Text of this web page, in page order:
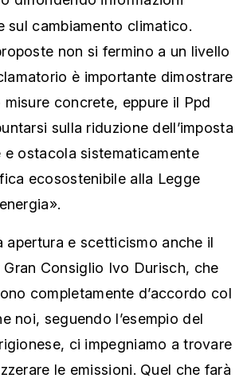
sul cambiamento climatico.
non si fermino a un livello
è importante dimostrare
concrete, eppure il Ppd
sulla riduzione dell’imposta
e ostacola sistematicamente
ecosostenibile alla Legge
apertura e scetticismo anche il
Consiglio Ivo Durisch, che
completamente d’accordo col
noi, seguendo l’esempio del
ci impegniamo a trovare
le emissioni. Quel che farà